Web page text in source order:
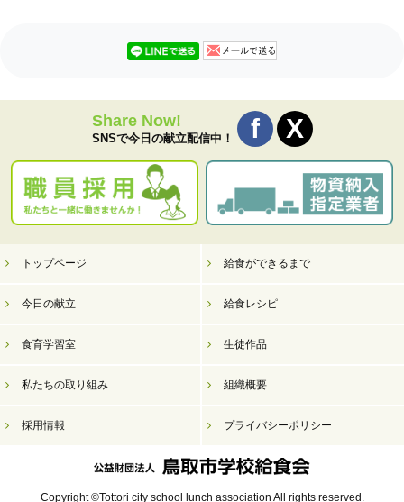
Share Now!
SNSで今日の献立配信中！
トップページ 給食ができるまで
今日の献立 給食レシピ
食育学習室 生徒作品
私たちの取り組み 組織概要
採用情報 プライバシーポリシー
Copyright ©Tottori city school lunch association All rights reserved.